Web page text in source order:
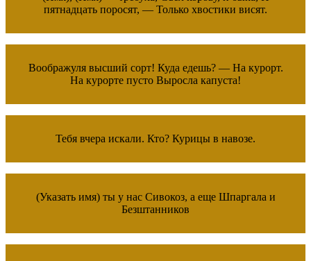
пятнадцать поросят, — Только хвостики висят.
Воображуля высший сорт! Куда едешь? — На курорт.
На курорте пусто Выросла капуста!
Тебя вчера искали. Кто? Курицы в навозе.
(Указать имя) ты у нас Сивокоз, а еще Шпаргала и
Безштанников